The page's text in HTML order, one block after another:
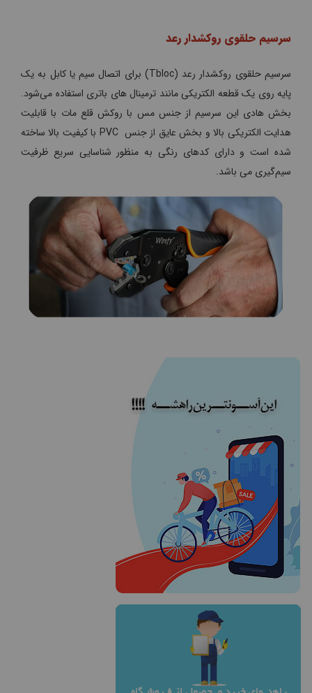
سرسیم حلقوی روکشدار رعد
سرسیم حلقوی روکشدار رعد (Tbloc) برای اتصال سیم یا کابل به یک
پایه روی یک قطعه الکتریکی مانند ترمینال های باتری استفاده می‌شود.
بخش هادی این سرسیم از جنس مس با روکش قلع مات با قابلیت
هدایت الکتریکی بالا و بخش عایق از جنس PVC با کیفیت بالا ساخته
شده است و دارای کدهای رنگی به منظور شناسایی سریع ظرفیت
سیم‌گیری می باشد.